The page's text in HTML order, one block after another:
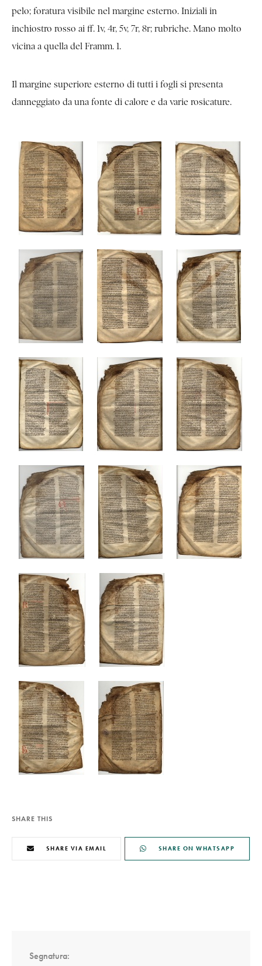
pelo; foratura visibile nel margine esterno. Iniziali in
inchiostro rosso ai ff. 1v, 4r, 5v, 7r, 8r; rubriche. Mano molto
vicina a quella del Framm. 1.
Il margine superiore esterno di tutti i fogli si presenta
danneggiato da una fonte di calore e da varie rosicature.
SHARE THIS
SHARE VIA EMAIL SHARE ON WHATSAPP
Segnatura